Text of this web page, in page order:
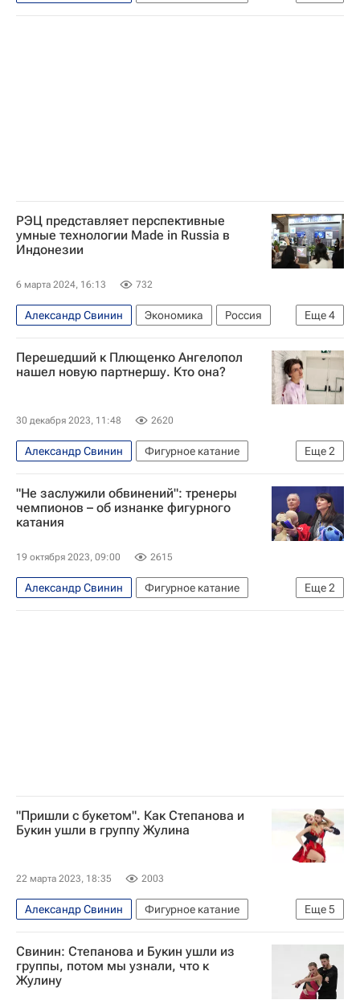
Спорт
Ирина Слуцкая Ирина Жук
РЭЦ представляет перспективные
умные технологии Made in Russia в
Индонезии
6 марта 2024, 16:13 732
Еще4
Александр Свинин Экономика
Россия
Индонезия
Людмила Воробьева
Российский экспортный центр (РЭЦ)
Перешедший к Плющенко Ангелопол
нашел новую партнершу. Кто она?
30 декабря 2023, 11:48 2620
Еще2
Александр Свинин
Фигурное катание
Илья Авербух
Наталья Линичук
"Не заслужили обвинений": тренеры
чемпионов – об изнанке фигурного
катания
19 октября 2023, 09:00 2615
Еще2
Александр Свинин
Фигурное катание
Софья Шевченко
Ирина Жук
"Пришли с букетом". Как Степанова и
Букин ушли в группу Жулина
22 марта 2023, 18:35 2003
Еще5
Александр Свинин
Фигурное катание
Александр Жулин
Александра Степанова (фигурное катание)
Иван Букин (фигурное катание)
Свинин: Степанова и Букин ушли из
группы, потом мы узнали, что к
Жулину